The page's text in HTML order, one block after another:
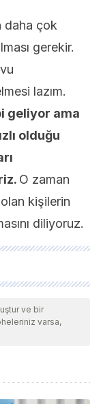
daha çok
gerekir.
lazım.
geliyor ama
olduğu
O zaman
kişilerin
diliyoruz.
ekibimiz
bibliyografisi
C. (2017).
ve bir
varsa,